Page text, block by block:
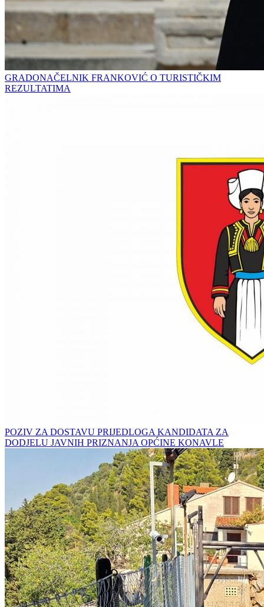
GRADONAČELNIK FRANKOVIĆ O TURISTIČKIM
REZULTATIMA
POZIV ZA DOSTAVU PRIJEDLOGA KANDIDATA ZA
DODJELU JAVNIH PRIZNANJA OPĆINE KONAVLE